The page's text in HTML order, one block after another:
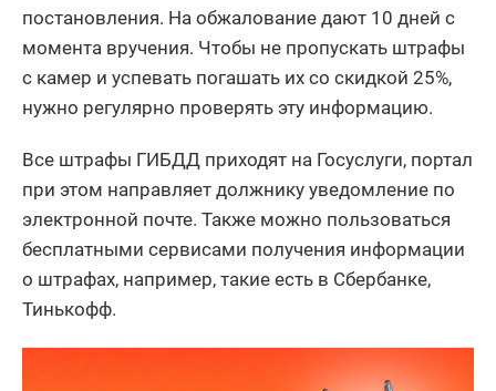
постановления. На обжалование дают 10 дней с
момента вручения. Чтобы не пропускать штрафы
с камер и успевать погашать их со скидкой 25%,
нужно регулярно проверять эту информацию.
Все штрафы ГИБДД приходят на Госуслуги, портал
при этом направляет должнику уведомление по
электронной почте. Также можно пользоваться
бесплатными сервисами получения информации
о штрафах, например, такие есть в Сбербанке,
Тинькофф.